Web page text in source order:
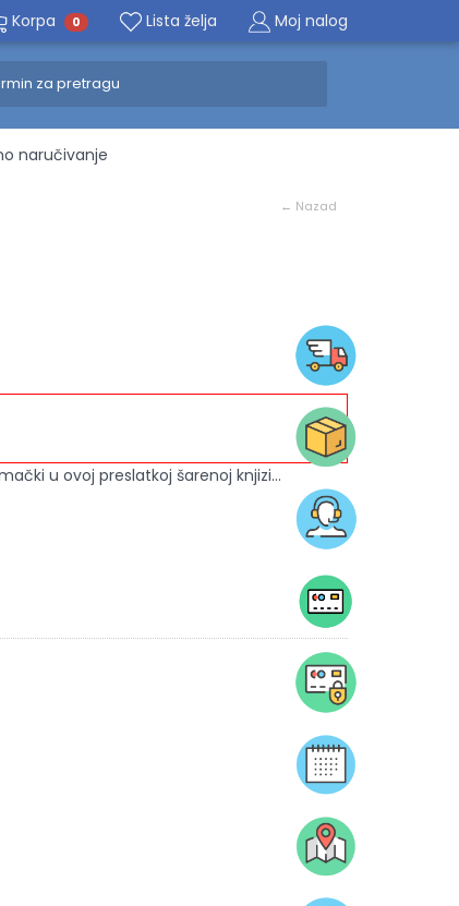
Korpa 0 Lista želja Moj nalog
naručivanje
← Nazad
u ovoj preslatkoj šarenoj knjizi...